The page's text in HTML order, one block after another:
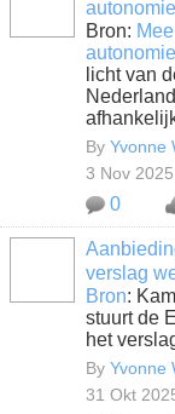
autonomie
Bron:
licht van
By Yvonne
3 Nov 2025
0
verslag
Bron:
stuurt de
het
By Yvonne
31 Okt